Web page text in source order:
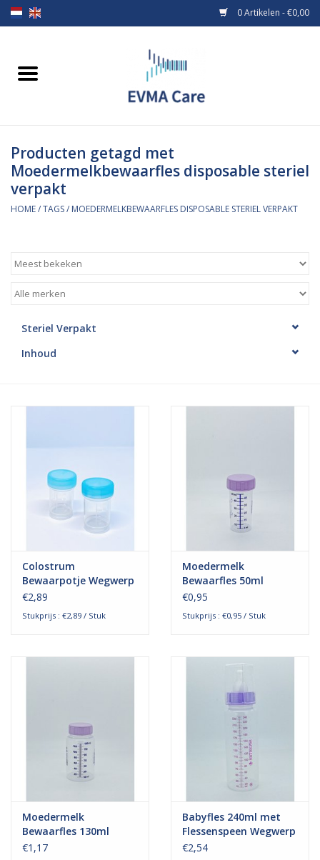
0 Artikelen - €0,00
Home
Borstvoeding
Voeding
Praktijkinrichting
Hygiëne
Waterdichte pleisters:
wanneer kies je ervoor en
Producten getagd met
Moedermelkbewaarfles disposable steriel
verpakt
HOME/TAGS/ MOEDERMELKBEWAARFLES DISPOSABLE STERIEL VERPAKT
Steriel Verpakt
Inhoud
Colostrum
Bewaarpotje Wegwerp
20 ML - Steriel
€2,89
Stukprijs : €2,89 / Stuk
Moedermelk
Bewaarfles 50ml
Wegwerp - Steriel
€0,95
Stukprijs : €0,95 / Stuk
Moedermelk
Bewaarfles 130ml
Wegwerp - Steriel
€1,17
Babyfles 240ml met
Flessenspeen Wegwerp
- Steriel
€2,54